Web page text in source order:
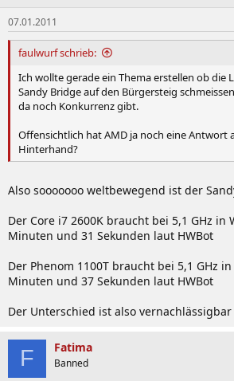
07.01.2011
faulwurf schrieb:
Ich wollte gerade ein Thema erstellen ob die
Sandy Bridge auf den Bürgersteig
da noch Konkurrenz gibt.
Offensichtlich hat AMD ja noch eine Antwort
Hinterhand?
Also sooooooo weltbewegend ist der
Der Core i7 2600K braucht bei 5,1 GHz in
Minuten und 31 Sekunden laut HWBot
Der Phenom 1100T braucht bei 5,1 GHz
Minuten und 37 Sekunden laut HWBot
Der Unterschied ist also vernachlässigbar
F Fatima
Banned